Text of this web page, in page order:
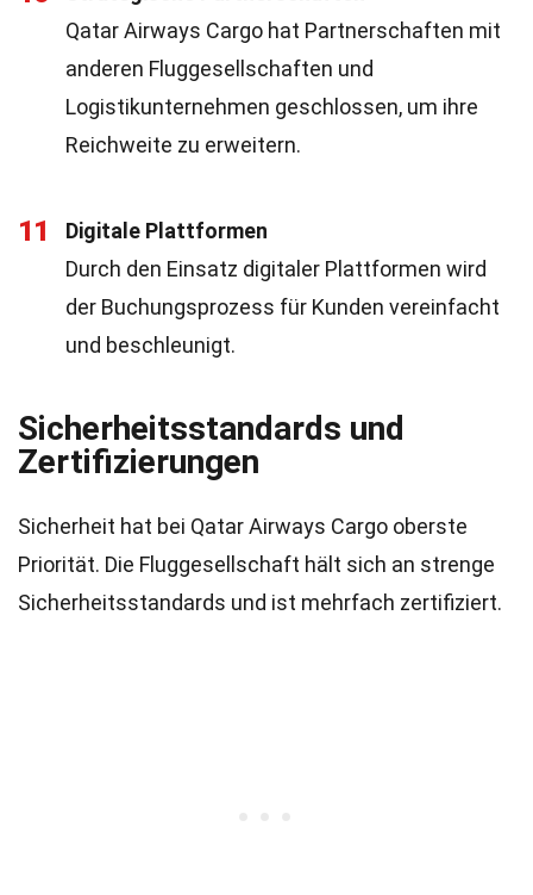
Qatar Airways Cargo hat Partnerschaften mit
anderen Fluggesellschaften und
Logistikunternehmen geschlossen, um ihre
Reichweite zu erweitern.
11
Digitale Plattformen
Durch den Einsatz digitaler Plattformen wird
der Buchungsprozess für Kunden vereinfacht
und beschleunigt.
Sicherheitsstandards und
Zertifizierungen
Sicherheit hat bei Qatar Airways Cargo oberste
Priorität. Die Fluggesellschaft hält sich an strenge
Sicherheitsstandards und ist mehrfach zertifiziert.